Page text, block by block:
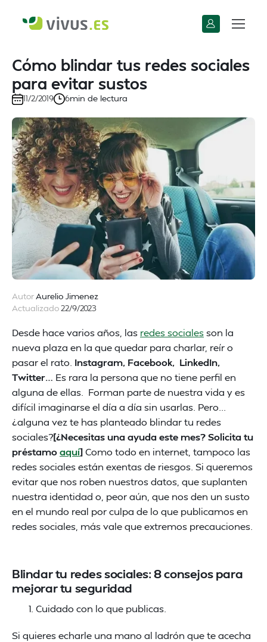
Cómo blindar tus redes sociales
para evitar sustos
11/2/2019 6min de lectura
AutorAurelio Jimenez
Actualizado22/9/2023
Desde hace varios años, las redes socialesson la
nueva plaza en la que quedar para charlar, reír o
pasar el rato. Instagram, Facebook, LinkedIn,
Twitter… Es rara la persona que no tiene perfil en
alguna de ellas. Forman parte de nuestra vida y es
difícil imaginarse el día a día sin usarlas. Pero...
¿alguna vez te has planteado blindar tu redes
sociales?[¿Necesitas una ayuda este mes? Solicita tu
préstamoaquí]Como todo en internet, tampoco las
redes sociales están exentas de riesgos. Si queremos
evitar que nos roben nuestros datos, que suplanten
nuestra identidad o, peor aún, que nos den un susto
en el mundo real por culpa de lo que publicamos en
redes sociales, más vale que extremos precauciones.
Blindar tu redes sociales: 8 consejos para
mejorar tu seguridad
Cuidado con lo que publicas.
Si quieres echarle una mano al ladrón que te acecha